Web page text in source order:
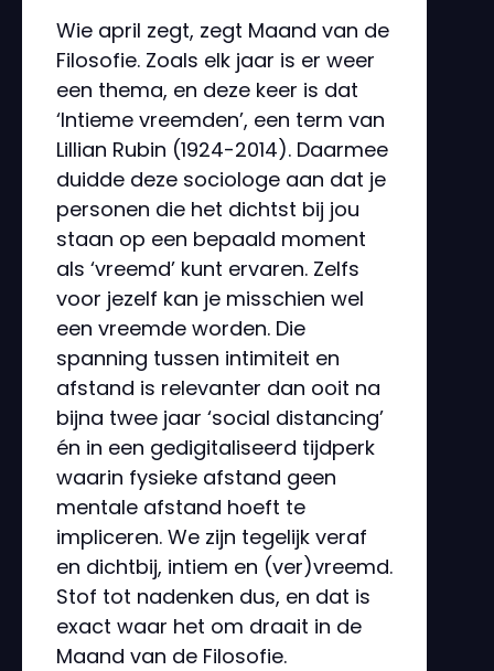
Wie april zegt, zegt Maand van de
Filosofie. Zoals elk jaar is er weer
een thema, en deze keer is dat
‘Intieme vreemden’, een term van
Lillian Rubin (1924-2014). Daarmee
duidde deze sociologe aan dat je
personen die het dichtst bij jou
staan op een bepaald moment
als ‘vreemd’ kunt ervaren. Zelfs
voor jezelf kan je misschien wel
een vreemde worden. Die
spanning tussen intimiteit en
afstand is relevanter dan ooit na
bijna twee jaar ‘social distancing’
én in een gedigitaliseerd tijdperk
waarin fysieke afstand geen
mentale afstand hoeft te
impliceren. We zijn tegelijk veraf
en dichtbij, intiem en (ver)vreemd.
Stof tot nadenken dus, en dat is
exact waar het om draait in de
Maand van de Filosofie.